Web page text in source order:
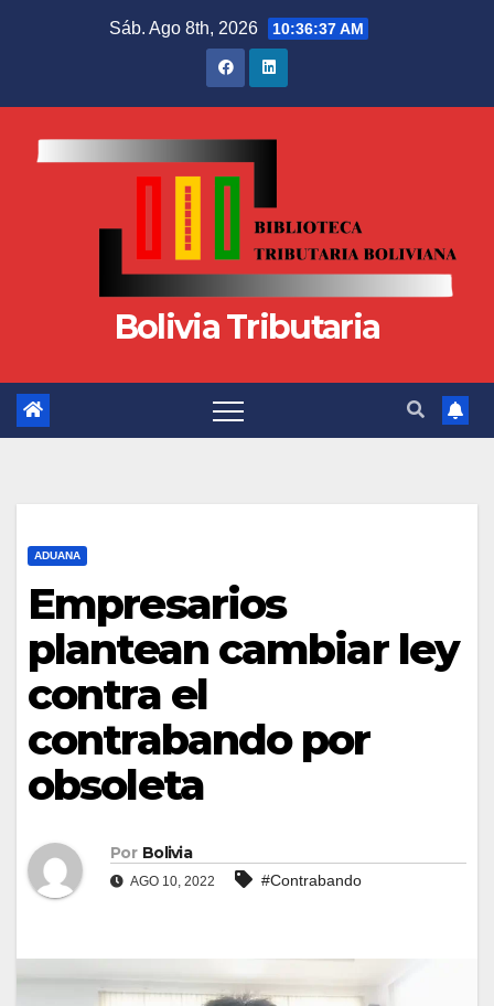
Sáb. Ago 8th, 2026 10:36:37 AM
Bolivia Tributaria
ADUANA
Empresarios
plantean cambiar ley
contra el
contrabando por
obsoleta
Por Bolivia
AGO 10, 2022 #Contrabando